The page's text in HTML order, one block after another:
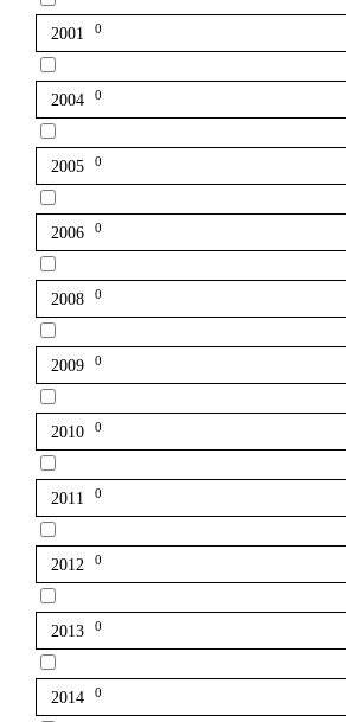
2001 0
2004 0
2005 0
2006 0
2008 0
2009 0
2010 0
2011 0
2012 0
2013 0
2014 0